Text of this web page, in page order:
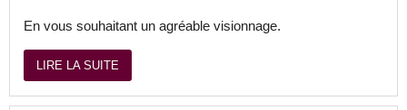
En vous souhaitant un agréable visionnage.
LIRE LA SUITE